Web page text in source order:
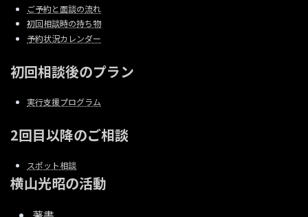
ご予約と面談の流れ
初回相談時の持ち物
予約状況カレンダー
初回相談後のプラン
実行支援プログラム
2回目以降のご相談
スポット相談
横山光昭の活動